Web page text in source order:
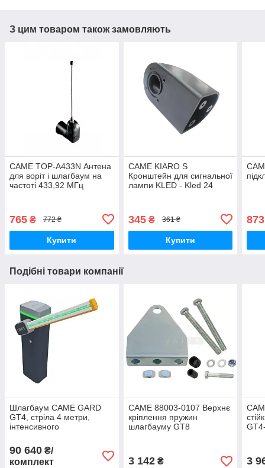
З цим товаром також замовляють
CAME TOP-A433N Антена
для воріт і шлагбаум на
частоті 433,92 МГц
765 ₴ 772 ₴
Купити
CAME KIARO S
Кронштейн для сигнальної
лампи KLED - Kled 24
345₴ 361 ₴
Купити
873
Подібні товари компанії
Шлагбаум CAME GARD
GT4, стріла 4 метри,
інтенсивного
90 640 ₴/
комплект
CAME 88003-0107 Верхнє
кріплення пружин
шлагбауму GT8
3 142₴ 3